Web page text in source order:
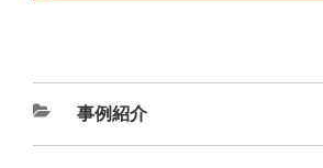
カ
テ
事例紹介